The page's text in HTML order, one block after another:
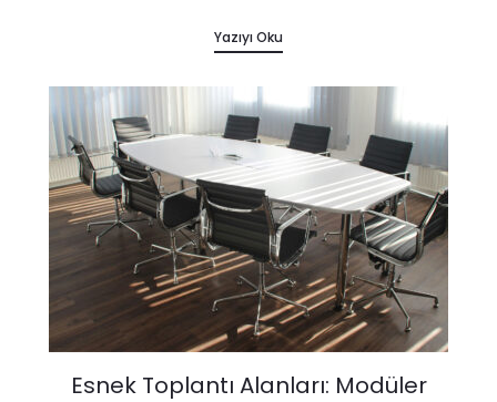
etkileyebilir. Peki, ofiste doğru renk kullanımı nasıl…
Yazıyı Oku
Esnek Toplantı Alanları: Modüler